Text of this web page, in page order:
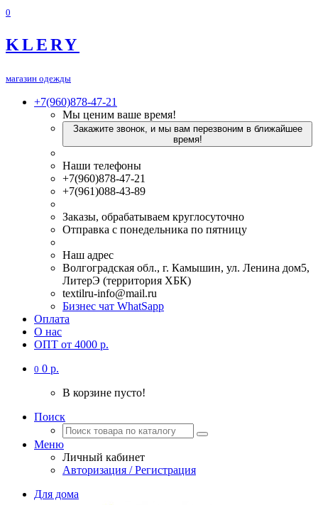
0
KLERY
магазин одежды
+7(960)878-47-21
Мы ценим ваше время!
Закажите звонок, и мы вам перезвоним в ближайшее
время!
Наши телефоны
+7(960)878-47-21
+7(961)088-43-89
Заказы, обрабатываем круглосуточно
Отправка с понедельника по пятницу
Наш адрес
Волгоградская обл., г. Камышин, ул. Ленина дом5,
ЛитерЭ (территория ХБК)
textilru-info@mail.ru
Бизнес чат WhatSapp
Оплата
О нас
ОПТ от 4000 р.
0 0 р.
В корзине пусто!
Поиск
Меню
Личный кабинет
Авторизация / Регистрация
Для дома